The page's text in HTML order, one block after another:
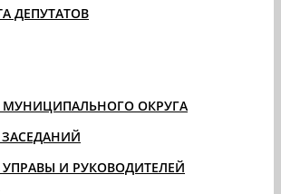
ДЕПУТАТОВ
МУНИЦИПАЛЬНОГО ОКРУГА
И РУКОВОДИТЕЛЕЙ